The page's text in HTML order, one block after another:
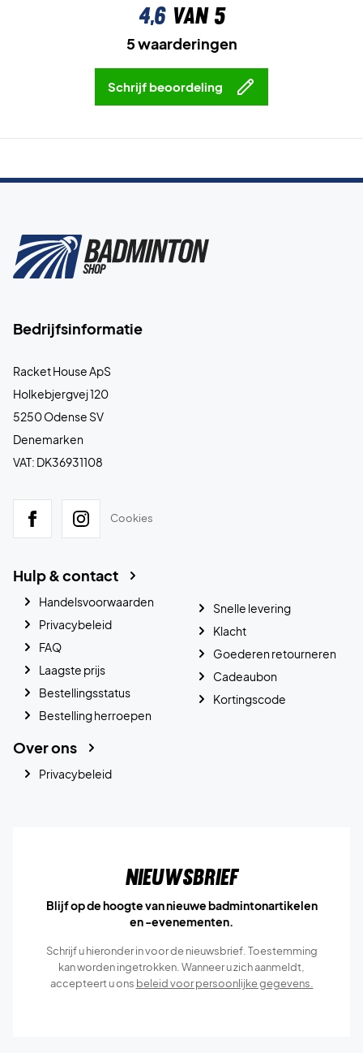
4,6van 5
5 waarderingen
Schrijf beoordeling
Bedrijfsinformatie
Racket House ApS
Holkebjergvej 120
5250 Odense SV
Denemarken
VAT: DK36931108
Cookies
Hulp & contact
Handelsvoorwaarden
Privacybeleid
FAQ
Laagste prijs
Bestellingsstatus
Bestelling herroepen
Snelle levering
Klacht
Goederen retourneren
Cadeaubon
Kortingscode
Over ons
Privacybeleid
Nieuwsbrief
Blijf op de hoogte van nieuwe badmintonartikelen
en -evenementen.
Schrijf u hieronder in voor de nieuwsbrief. Toestemming
kan worden ingetrokken. Wanneer u zich aanmeldt,
accepteert u ons beleid voor persoonlijke gegevens.